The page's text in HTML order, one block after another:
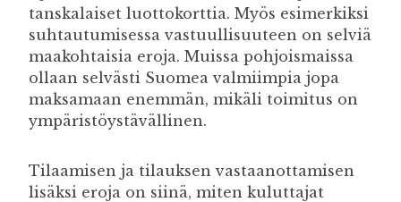
tanskalaiset luottokorttia. Myös esimerkiksi
suhtautumisessa vastuullisuuteen on selviä
maakohtaisia eroja. Muissa pohjoismaissa
ollaan selvästi Suomea valmiimpia jopa
maksamaan enemmän, mikäli toimitus on
ympäristöystävällinen.
Tilaamisen ja tilauksen vastaanottamisen
lisäksi eroja on siinä, miten kuluttajat